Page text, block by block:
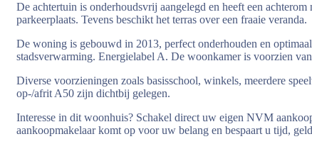
De achtertuin is onderhoudsvrij aangelegd en heeft een achterom
parkeerplaats. Tevens beschikt het terras over een fraaie veranda.
De woning is gebouwd in 2013, perfect onderhouden en
stadsverwarming. Energielabel A. De woonkamer is voorzien
Diverse voorzieningen zoals basisschool, winkels, meerdere
op-/afrit A50 zijn dichtbij gelegen.
Interesse in dit woonhuis? Schakel direct uw eigen NVM
aankoopmakelaar komt op voor uw belang en bespaart u tijd,